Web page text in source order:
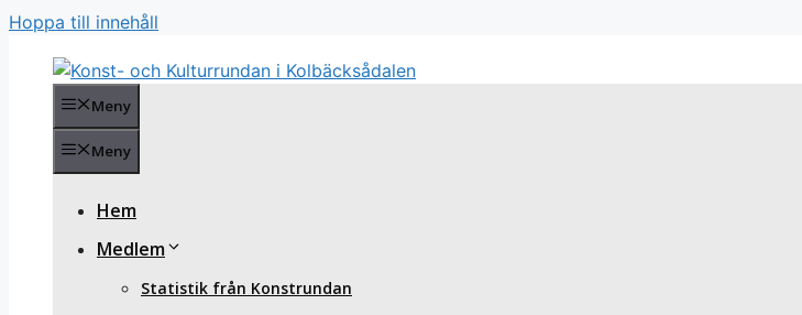
Hoppa till innehåll
Meny
Meny
Hem
Medlem
Statistik från Konstrundan